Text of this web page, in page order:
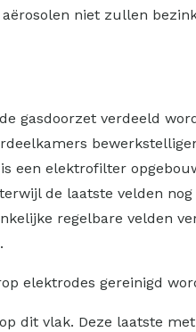
niet zullen
gasdoorzet verdeeld
een elektrofilter
de laatste velden
regelbare velden
elektrodes gereinigd
dit vlak. Deze laatste